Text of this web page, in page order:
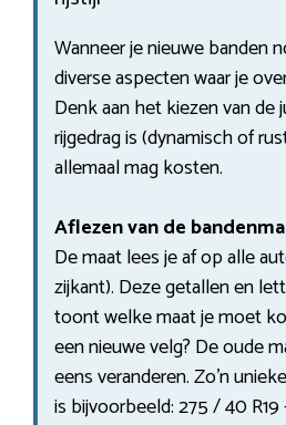
Wanneer je nieuwe banden
diverse aspecten waar je
Denk aan het kiezen van de
rijgedrag is (dynamisch of
allemaal mag kosten.
Aflezen van de
De maat lees je af op alle
zijkant). Deze getallen en
toont welke maat je moet
een nieuwe velg? De oude
eens veranderen. Zo’n
is bijvoorbeeld: 275 / 40 R19